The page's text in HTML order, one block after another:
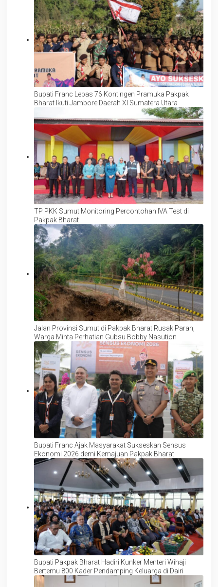
Bupati Franc Lepas 76 Kontingen Pramuka Pakpak
Bharat Ikuti Jambore Daerah XI Sumatera Utara
TP PKK Sumut Monitoring Percontohan IVA Test di
Pakpak Bharat
Jalan Provinsi Sumut di Pakpak Bharat Rusak Parah,
Warga Minta Perhatian Gubsu Bobby Nasution
Bupati Franc Ajak Masyarakat Sukseskan Sensus
Ekonomi 2026 demi Kemajuan Pakpak Bharat ‎
Bupati Pakpak Bharat Hadiri Kunker Menteri Wihaji
Bertemu 800 Kader Pendamping Keluarga di Dairi